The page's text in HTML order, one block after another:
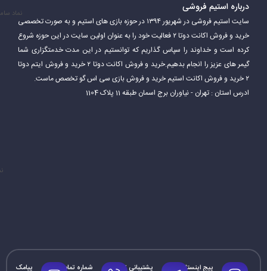
درباره استیم فروشی
سایت استیم فروشی در شهریور ۱۳۹۴ در حوزه بازی های استیم و به صورت تخصصی
خرید و فروش اکانت دوتا ۲ فعالیت خود را به عنوان اولین سایت در این حوزه شروع
کرده است و خداوند را سپاس گذاریم که توانستیم در این مدت خدمتگزاری شما
گیمر های عزیز را انجام بدهیم.خرید و فروش اکانت دوتا ۲ خرید و فروش ایتم دوتا
۲ خرید و فروش اکانت استیم خرید و فروش بازی سی اس گو تخصص ماست.
ادرس استان : تهران - نیاوران برج اسمان طبقه 11 پلاک 1104
نماد
پیج اینستاگرام پشتیبانی تلگرام شماره تماس پیامک